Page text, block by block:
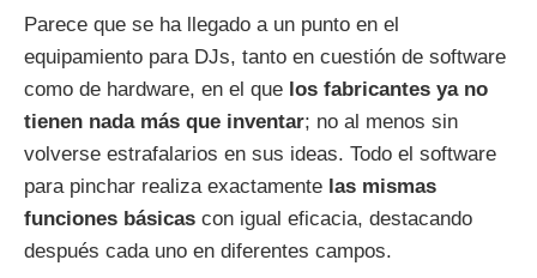
Parece que se ha llegado a un punto en el
equipamiento para DJs, tanto en cuestión de software
como de hardware, en el que los fabricantes ya no
tienen nada más que inventar; no al menos sin
volverse estrafalarios en sus ideas. Todo el software
para pinchar realiza exactamente las mismas
funciones básicas con igual eficacia, destacando
después cada uno en diferentes campos.